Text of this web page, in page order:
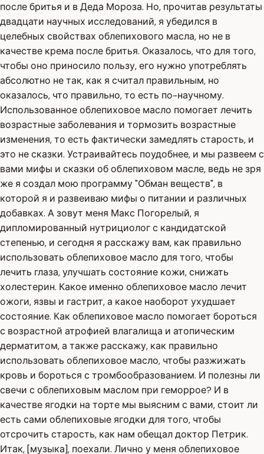
после бритья и в Деда Мороза. Но, прочитав результаты
двадцати научных исследований, я убедился в
целебных свойствах облепихового масла, но не в
качестве крема после бритья. Оказалось, что для того,
чтобы оно приносило пользу, его нужно употреблять
абсолютно не так, как я считал правильным, но
оказалось, что правильно, то есть по-научному.
Использованное облепиховое масло помогает лечить
возрастные заболевания и тормозить возрастные
изменения, то есть фактически замедлять старость, и
это не сказки. Устраивайтесь поудобнее, и мы развеем с
вами мифы и сказки об облепиховом масле, ведь не зря
же я создал мою программу "Обман веществ", в
которой я и развеиваю мифы о питании и различных
добавках. А зовут меня Макс Погорелый, я
дипломированный нутрициолог с кандидатской
степенью, и сегодня я расскажу вам, как правильно
использовать облепиховое масло для того, чтобы
лечить глаза, улучшать состояние кожи, снижать
холестерин. Какое именно облепиховое масло лечит
ожоги, язвы и гастрит, а какое наоборот ухудшает
состояние. Как облепиховое масло помогает бороться
с возрастной атрофией влагалища и атопическим
дерматитом, а также расскажу, как правильно
использовать облепиховое масло, чтобы разжижать
кровь и бороться с тромбообразованием. И полезны ли
свечи с облепиховым маслом при геморрое? И в
качестве ягодки на торте мы выясним с вами, стоит ли
есть сами облепиховые ягодки для того, чтобы
отсрочить старость, как нам обещал доктор Петрик.
Итак, [музыка], поехали. Лично у меня облепиховое